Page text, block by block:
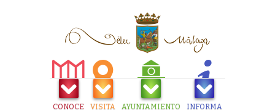
CONOCE VISITA AYUNTAMIENTO INFORMA